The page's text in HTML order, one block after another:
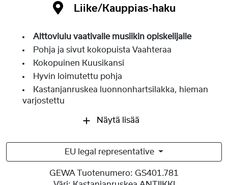
Liike/Kauppias-haku
Alttoviulu vaativalle musiikin opiskelijalle
Pohja ja sivut kokopuista Vaahteraa
Kokopuinen Kuusikansi
Hyvin loimutettu pohja
Kastanjanruskea luonnonhartsilakka, hieman
varjostettu
Näytä lisää
EU legal representative
GEWA Tuotenumero: GS401.781